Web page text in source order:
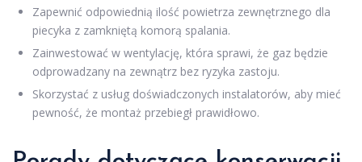
Zapewnić odpowiednią ilość powietrza zewnętrznego dla
piecyka z zamkniętą komorą spalania.
Zainwestować w wentylację, która sprawi, że gaz będzie
odprowadzany na zewnątrz bez ryzyka zastoju.
Skorzystać z usług doświadczonych instalatorów, aby mieć
pewność, że montaż przebiegł prawidłowo.